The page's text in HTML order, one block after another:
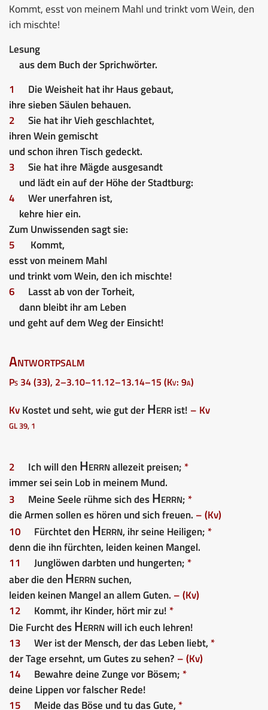
Kommt, esst von meinem Mahl und trinkt vom Wein, den
ich mischte!
Lesung
aus dem Buch der Sprichwörter.
1
Die Weisheit hat ihr Haus gebaut,
ihre sieben Säulen behauen.
2
Sie hat ihr Vieh geschlachtet,
ihren Wein gemischt
und schon ihren Tisch gedeckt.
3
Sie hat ihre Mägde ausgesandt
und lädt ein auf der Höhe der Stadtburg:
4
Wer unerfahren ist,
kehre hier ein.
Zum Unwissenden sagt sie:
5
Kommt,
esst von meinem Mahl
und trinkt vom Wein, den ich mischte!
6
Lasst ab von der Torheit,
dann bleibt ihr am Leben
und geht auf dem Weg der Einsicht!
Antwortpsalm
Ps 34 (33), 2–3.10–11.12–13.14–15 (Kv: 9a)
KvKostet und seht, wie gut derHerrist! – Kv
GL 39, 1
2 Ich will denHerrnallezeit preisen; *
immer sei sein Lob in meinem Mund.
3
Meine Seele rühme sich desHerrn; *
die Armen sollen es hören und sich freuen. – (Kv)
10
Fürchtet denHerrn, ihr seine Heiligen; *
denn die ihn fürchten, leiden keinen Mangel.
11
Junglöwen darbten und hungerten; *
aber die denHerrnsuchen,
leiden keinen Mangel an allem Guten. – (Kv)
12
Kommt, ihr Kinder, hört mir zu! *
Die Furcht desHerrnwill ich euch lehren!
13
Wer ist der Mensch, der das Leben liebt, *
der Tage ersehnt, um Gutes zu sehen? – (Kv)
14
Bewahre deine Zunge vor Bösem; *
deine Lippen vor falscher Rede!
15
Meide das Böse und tu das Gute, *